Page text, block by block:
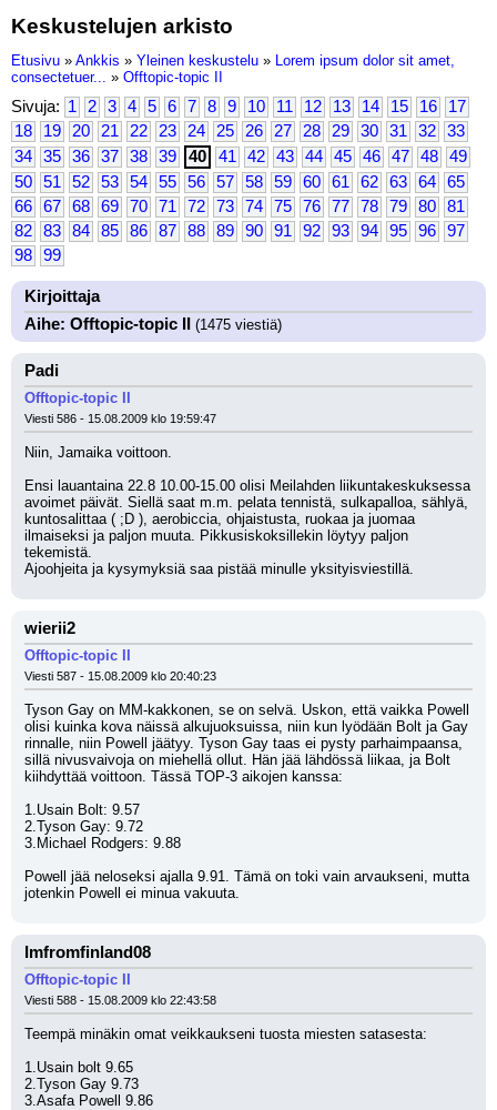
Keskustelujen arkisto
Etusivu » Ankkis » Yleinen keskustelu » Lorem ipsum dolor sit amet,
consectetuer... » Offtopic-topic II
Sivuja: 1 2 3 4 5 6 7 8 9 10 11 12 13 14 15 16
17
18
19 20 21 22 23 24 25 26 27 28 29 30 31 32
33
34
35 36 37 38 39 40 41 42 43 44 45 46 47 48
49
50
51 52 53 54 55 56 57 58 59 60 61 62 63 64
65
66
67 68 69 70 71 72 73 74 75 76 77 78 79 80
81
82
83 84 85 86 87 88 89 90 91 92 93 94 95 96
97
98
99
Kirjoittaja
Aihe: Offtopic-topic II
(1475 viestiä)
Padi
Offtopic-topic II
Viesti 586 - 15.08.2009 klo 19:59:47
Niin, Jamaika voittoon.
Ensi lauantaina 22.8 10.00-15.00 olisi Meilahden liikuntakeskuksessa
avoimet päivät. Siellä saat m.m. pelata tennistä, sulkapalloa, sählyä,
kuntosalittaa ( ;D ), aerobiccia, ohjaistusta, ruokaa ja juomaa
ilmaiseksi ja paljon muuta. Pikkusiskoksillekin löytyy paljon
tekemistä.
Ajoohjeita ja kysymyksiä saa pistää minulle yksityisviestillä.
wierii2
Offtopic-topic II
Viesti 587 - 15.08.2009 klo 20:40:23
Tyson Gay on MM-kakkonen, se on selvä. Uskon, että vaikka Powell
olisi kuinka kova näissä alkujuoksuissa, niin kun lyödään Bolt ja Gay
rinnalle, niin Powell jäätyy. Tyson Gay taas ei pysty parhaimpaansa,
sillä nivusvaivoja on miehellä ollut. Hän jää lähdössä liikaa, ja Bolt
kiihdyttää voittoon. Tässä TOP-3 aikojen kanssa:
1.Usain Bolt: 9.57
2.Tyson Gay: 9.72
3.Michael Rodgers: 9.88
Powell jää neloseksi ajalla 9.91. Tämä on toki vain arvaukseni, mutta
jotenkin Powell ei minua vakuuta.
Imfromfinland08
Offtopic-topic II
Viesti 588 - 15.08.2009 klo 22:43:58
Teempä minäkin omat veikkaukseni tuosta miesten satasesta:
1.Usain bolt 9.65
2.Tyson Gay 9.73
3.Asafa Powell 9.86